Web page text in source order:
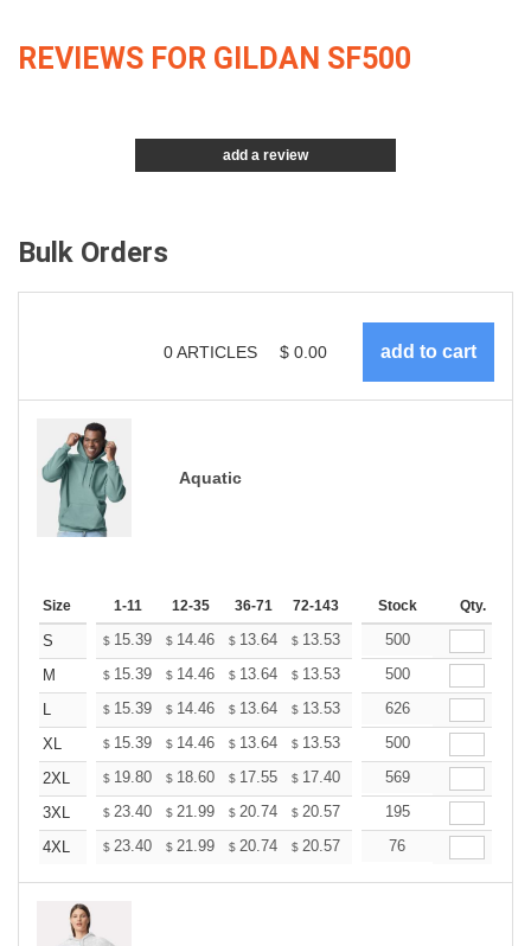
REVIEWS FOR GILDAN SF500
add a review
Bulk Orders
0ARTICLES $ 0.00
Aquatic
Size 1-11 12-35 36-71 72-143 144-287 288 + More
Stock Qty.
S $ 15.39 $ 14.46 $ 13.64 $ 13.53 13.29
500
M
$ 15.39 $ 14.46 $ 13.64 $ 13.53 13.29
500
L
$ 15.39 $ 14.46 $ 13.64 $ 13.53 13.29
626
XL
$ 15.39 $ 14.46 $ 13.64 $ 13.53 13.29
500
2XL
$ 19.80 $ 18.60 $ 17.55 $ 17.40 17.10
569
3XL
$ 23.40 $ 21.99 $ 20.74 $ 20.57 20.21
195
4XL
$ 23.40 $ 21.99 $ 20.74 $ 20.57 20.21
76